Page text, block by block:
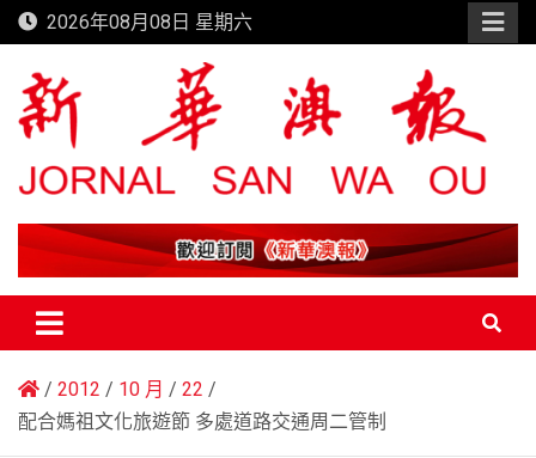
Skip
to
content
2026年08月08日 星期六
新華澳報
2012 10 月
22
配合媽祖文化旅遊節 多處道路交通周二管制